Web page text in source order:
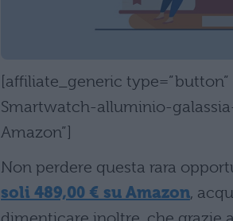
[affiliate_generic
Smartwatch-alluminio-
Amazon”]
Non perdere questa rara
soli 489,00 € su Amazon,